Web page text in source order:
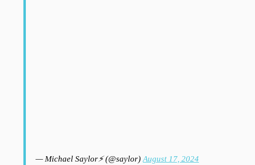
— Michael Saylor⚡️ (@saylor)August 17, 2024